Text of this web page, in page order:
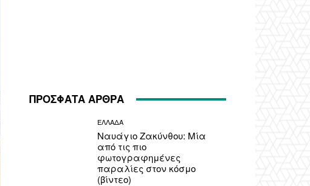
ΠΡΟΣΦΑΤΑ ΑΡΘΡΑ
ΕΛΛΑΔΑ
Ναυάγιο Ζακύνθου: Μία
από τις πιο
φωτογραφημένες
παραλίες στον κόσμο
(βίντεο)